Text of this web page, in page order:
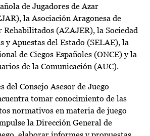
de Jugadores de Azar
la Asociación Aragonesa de
Rehabilitados (AZAJER), la Sociedad
y Apuestas del Estado (SELAE), la
de Ciegos Españoles (ONCE) y la
de la Comunicación (AUC).
del Consejo Asesor de Juego
tomar conocimiento de las
normativos en materia de juego
la Dirección General de